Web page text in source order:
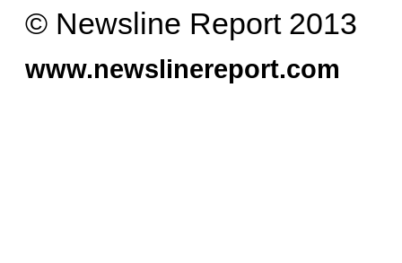
© Newsline Report 2013
www.newslinereport.com